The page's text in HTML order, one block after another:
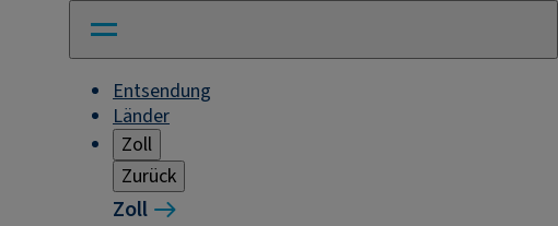
Entsendung
Länder
Zoll
Zurück
Zoll